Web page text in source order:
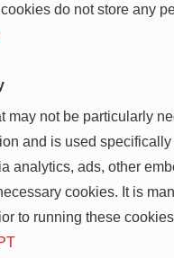
do not store any
may not be particularly
and is used
analytics, ads, other
cookies. It is
to running these